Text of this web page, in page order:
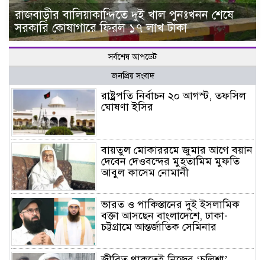
রাজবাড়ীর বালিয়াকান্দিতে দুই খাল পুনঃখনন শেষে
সরকারি কোষাগারে ফিরল ১৭ লাখ টাকা
সর্বশেষ আপডেট
জনপ্রিয় সংবাদ
রাষ্ট্রপতি নির্বাচন ২০ আগস্ট, তফসিল
ঘোষণা ইসির
বায়তুল মোকাররমে জুমার আগে বয়ান
দেবেন দেওবন্দের মুহতামিম মুফতি
আবুল কাসেম নোমানী
ভারত ও পাকিস্তানের দুই ইসলামিক
বক্তা আসছেন বাংলাদেশে, ঢাকা-
চট্টগ্রামে আন্তর্জাতিক সেমিনার